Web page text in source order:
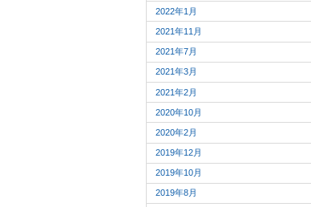
2022年1月
2021年11月
2021年7月
2021年3月
2021年2月
2020年10月
2020年2月
2019年12月
2019年10月
2019年8月